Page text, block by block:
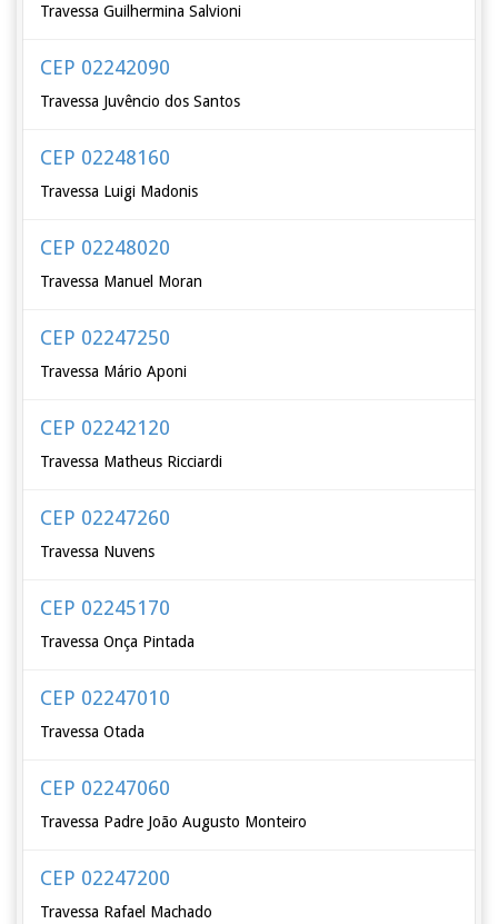
Travessa Guilhermina Salvioni
CEP 02242090
Travessa Juvêncio dos Santos
CEP 02248160
Travessa Luigi Madonis
CEP 02248020
Travessa Manuel Moran
CEP 02247250
Travessa Mário Aponi
CEP 02242120
Travessa Matheus Ricciardi
CEP 02247260
Travessa Nuvens
CEP 02245170
Travessa Onça Pintada
CEP 02247010
Travessa Otada
CEP 02247060
Travessa Padre João Augusto Monteiro
CEP 02247200
Travessa Rafael Machado